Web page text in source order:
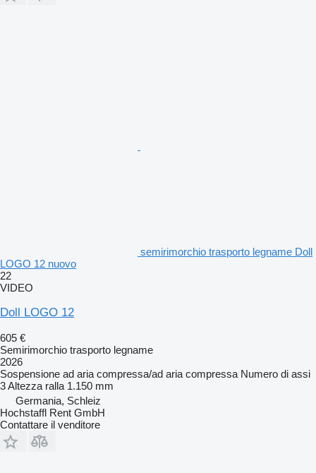
semirimorchio trasporto legname Doll
LOGO 12 nuovo
22
VIDEO
Doll LOGO 12
605 €
Semirimorchio trasporto legname
2026
Sospensione ad aria compressa/ad aria compressa Numero di assi
3Altezza ralla 1.150 mm
Germania, Schleiz
Hochstaffl Rent GmbH
Contattare il venditore